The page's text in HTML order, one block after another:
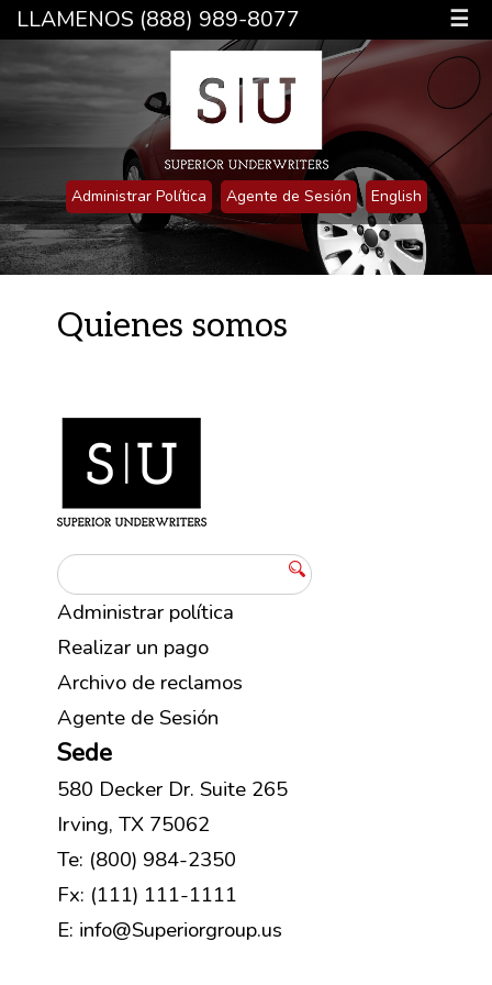
LLAMENOS (888) 989-8077 ☰
Administrar Política Agente de Sesión English
Quienes somos
Administrar política
Realizar un pago
Archivo de reclamos
Agente de Sesión
Sede
580 Decker Dr. Suite 265
Irving, TX 75062
Te: (800) 984-2350
Fx: (111) 111-1111
E: info@Superiorgroup.us